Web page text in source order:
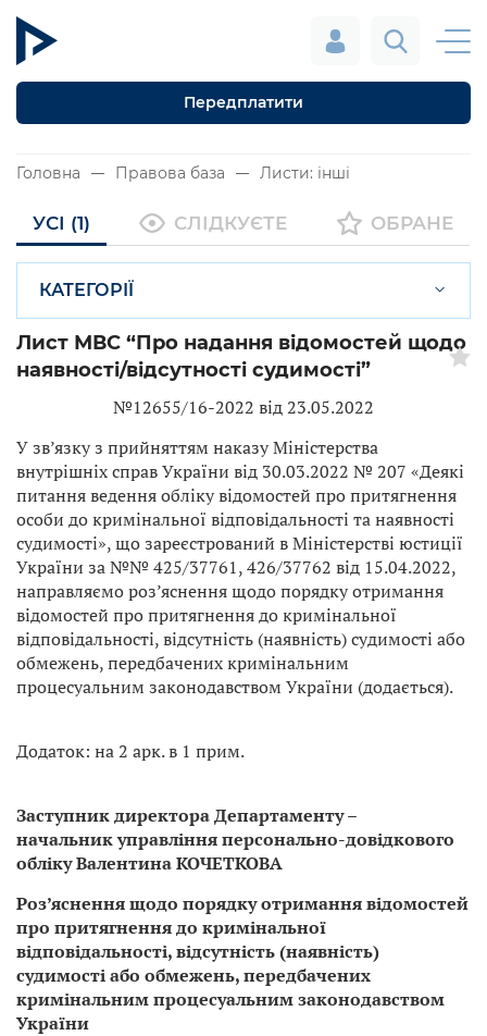
Передплатити
Головна Правова база Листи: інші
УСІ (1) СЛІДКУЄТЕ ОБРАНЕ
КАТЕГОРІЇ
Лист МВС “Про надання відомостей щодо
наявності/відсутності судимості”
№12655/16-2022 від 23.05.2022
У зв’язку з прийняттям наказу Міністерства
внутрішніх справ України від 30.03.2022 № 207 «Деякі
питання ведення обліку відомостей про притягнення
особи до кримінальної відповідальності та наявності
судимості», що зареєстрований в Міністерстві юстиції
України за №№ 425/37761, 426/37762 від 15.04.2022,
направляємо роз’яснення щодо порядку отримання
відомостей про притягнення до кримінальної
відповідальності, відсутність (наявність) судимості або
обмежень, передбачених кримінальним
процесуальним законодавством України (додається).
Додаток: на 2 арк. в 1 прим.
Заступник директора Департаменту –
начальник управління персонально-довідкового
обліку Валентина КОЧЕТКОВА
Роз’яснення щодо порядку отримання відомостей
про притягнення до кримінальної
відповідальності, відсутність (наявність)
судимості або обмежень, передбачених
кримінальним процесуальним законодавством
України